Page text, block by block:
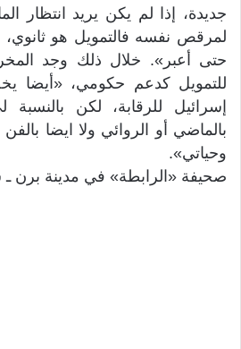
جديدة، إذا لم يكن يريد انتظار
لمرقص نفسه فالتمويل هو ثانوي،
حتى أعبر». خلال ذلك وجد
للتمويل كدعم حكومي، «أيضا
إسرائيل للرقابة، لكن
بالماضي أو الروائي ولا ايضا
وحياتي».
صحيفة «الرابطة» في مدينة برن